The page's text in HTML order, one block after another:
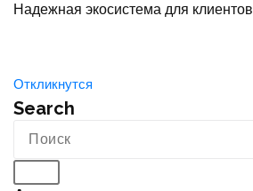
Надежная экосистема для клиентов
Откликнутся
Search